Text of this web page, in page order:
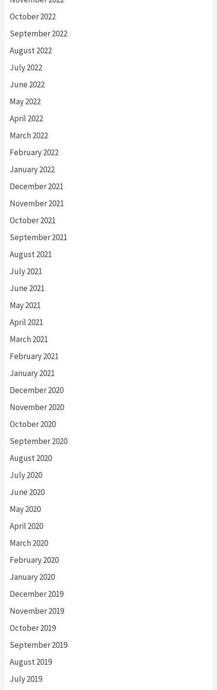
October 2022
September 2022
August 2022
July 2022
June 2022
May 2022
April 2022
March 2022
February 2022
January 2022
December 2021
November 2021
October 2021
September 2021
August 2021
July 2021
June 2021
May 2021
April 2021
March 2021
February 2021
January 2021
December 2020
November 2020
October 2020
September 2020
August 2020
July 2020
June 2020
May 2020
April 2020
March 2020
February 2020
January 2020
December 2019
November 2019
October 2019
September 2019
August 2019
July 2019